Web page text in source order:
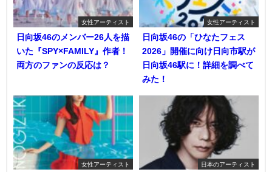
女性アーティスト
日向坂46のメンバー26人を描
いた『SPY×FAMILY』作者！
両方のファンの反応は？
女性アーティスト
日向坂46の「ひなたフェス
2026」開催に向け日向市駅が
日向坂46駅に！詳細を調べて
みた！
女性アーティスト 日本のアーティスト